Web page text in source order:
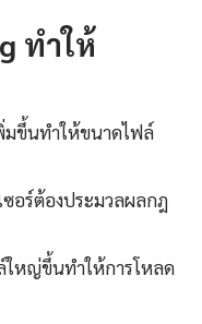
ทำให้
มขึ้นทำให้ขนาดไฟล์
ซอร์ต้องประมวลผลกฎ
ใหญ่ขึ้นทำให้การโหลด